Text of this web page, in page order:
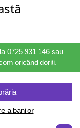
0725 931 146 sau
oricând doriți.
a banilor